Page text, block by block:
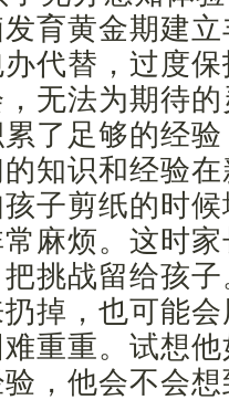
育黄金期建
代替，过度
无法为期待
了足够的经
知识和经验
子剪纸的时
麻烦。这时
挑战留给孩
掉，也可能
重重。试想
，他会不会